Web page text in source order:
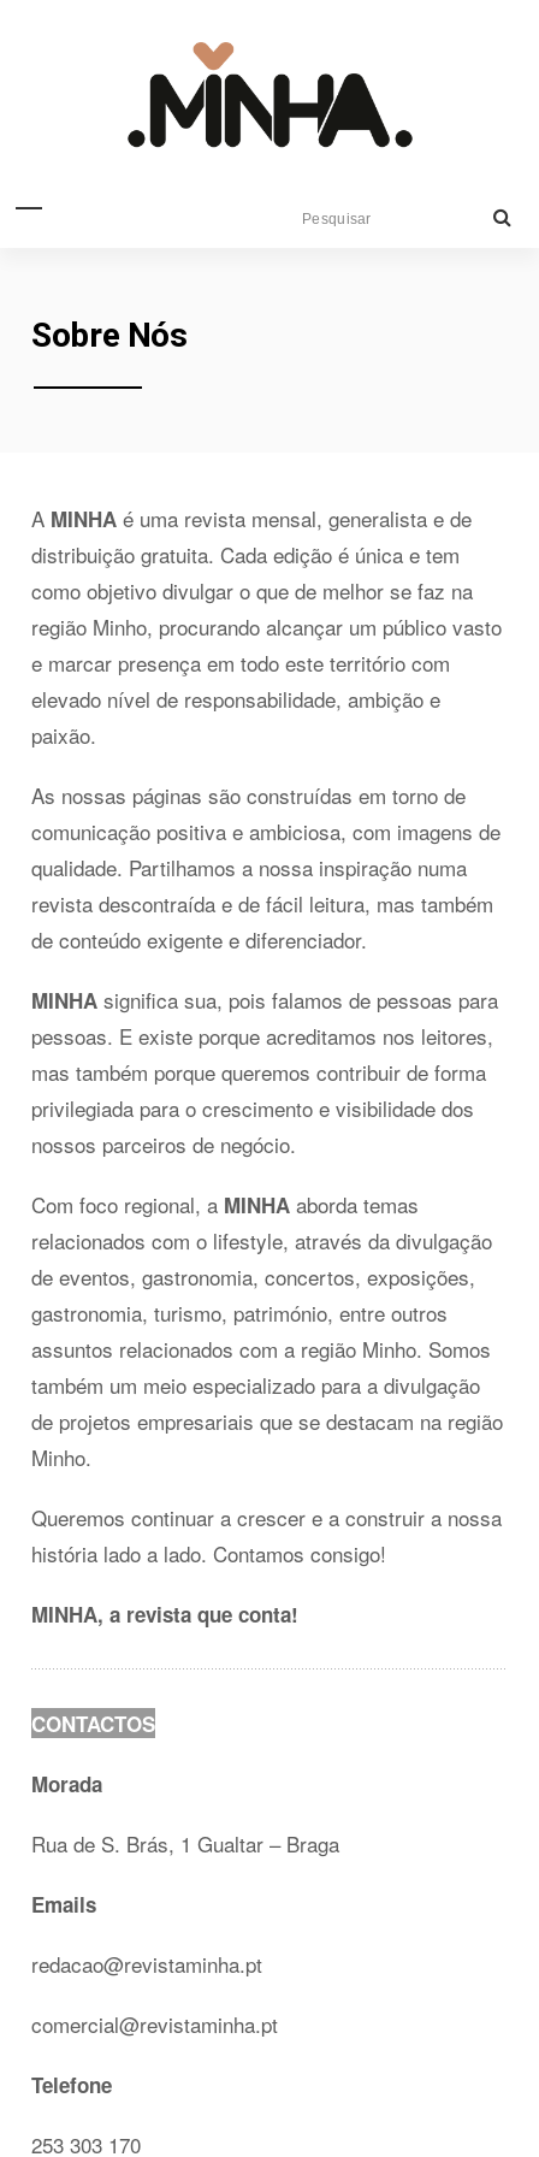
Sobre Nós
A MINHAé uma revista mensal, generalista e de
distribuição gratuita. Cada edição é única e tem
como objetivo divulgar o que de melhor se faz na
região Minho, procurando alcançar um público vasto
e marcar presença em todo este território com
elevado nível de responsabilidade, ambição e
paixão.
As nossas páginas são construídas em torno de
comunicação positiva e ambiciosa, com imagens de
qualidade. Partilhamos a nossa inspiração numa
revista descontraída e de fácil leitura, mas também
de conteúdo exigente e diferenciador.
MINHA significa sua, pois falamos de pessoas para
pessoas. E existe porque acreditamos nos leitores,
mas também porque queremos contribuir de forma
privilegiada para o crescimento e visibilidade dos
nossos parceiros de negócio.
Com foco regional, a MINHA aborda temas
relacionados com o lifestyle, através da divulgação
de eventos, gastronomia, concertos, exposições,
gastronomia, turismo, património, entre outros
assuntos relacionados com a região Minho. Somos
também um meio especializado para a divulgação
de projetos empresariais que se destacam na região
Minho.
Queremos continuar a crescer e a construir a nossa
história lado a lado. Contamos consigo!
MINHA, a revista que conta!
CONTACTOS
Morada
Rua de S. Brás, 1 Gualtar – Braga
Emails
redacao@revistaminha.pt
comercial@revistaminha.pt
Telefone
253 303 170